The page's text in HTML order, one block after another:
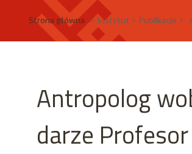
Strona główna > Instytut > Publikacje >
Antropolog
darze